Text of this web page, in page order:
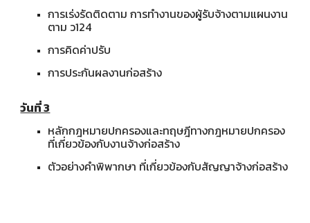
การเร่งรัดติดตาม การทำงานของผู้รับจ้างตามแผนงาน
ตาม ว124
การคิดค่าปรับ
การประกันผลงานก่อสร้าง
วันที่ 3
หลักกฎหมายปกครองและทฤษฎีทางกฎหมายปกครอง
ที่เกี่ยวข้องกับงานจ้างก่อสร้าง
ตัวอย่างคำพิพากษา ที่เกี่ยวข้องกับสัญญาจ้างก่อสร้าง